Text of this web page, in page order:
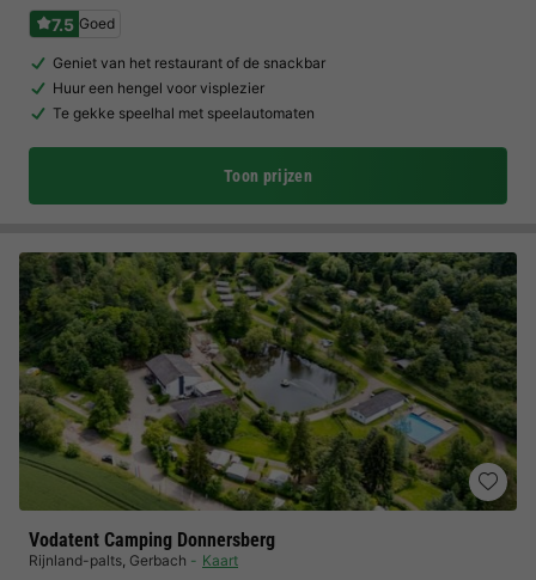
7.5 Goed
Geniet van het restaurant of de snackbar
Huur een hengel voor visplezier
Te gekke speelhal met speelautomaten
Toon prijzen
Vodatent Camping Donnersberg
Rijnland-palts, Gerbach
Kaart